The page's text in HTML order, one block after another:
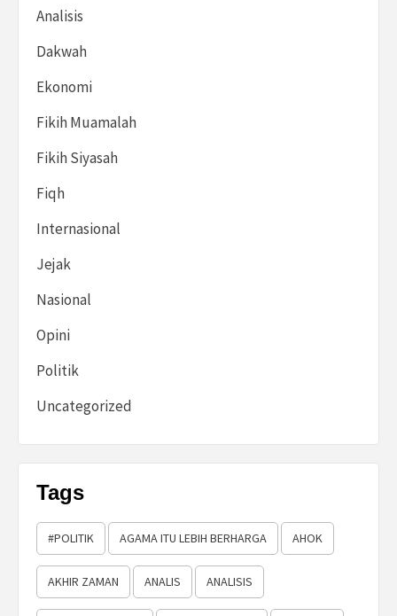
Analisis
Dakwah
Ekonomi
Fikih Muamalah
Fikih Siyasah
Fiqh
Internasional
Jejak
Nasional
Opini
Politik
Uncategorized
Tags
#POLITIK AGAMA ITU LEBIH BERHARGA AHOK
AKHIR ZAMAN ANALIS ANALISIS